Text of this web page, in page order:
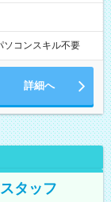
ソコンスキル不要
詳細へ
タッフ